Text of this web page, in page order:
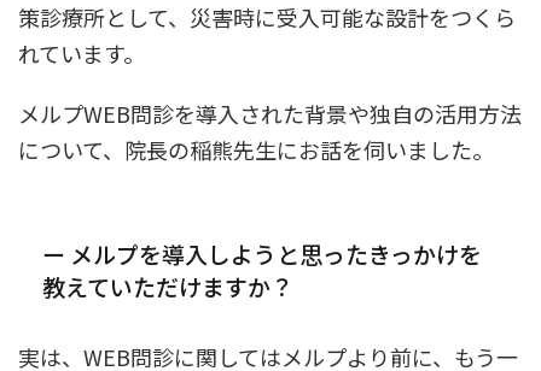
策診療所として、災害時に受入可能な設計をつくら
れています。
メルプWEB問診を導入された背景や独自の活用方法
について、院長の稲熊先生にお話を伺いました。
ー メルプを導入しようと思ったきっかけを
教えていただけますか？
実は、WEB問診に関してはメルプより前に、もう一